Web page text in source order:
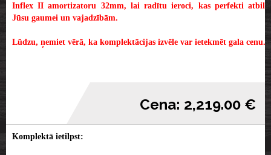
Inflex II amortizatoru 32mm, lai radītu ieroci, kas perfekti atbilst
Jūsu gaumei un vajadzībām.
Lūdzu, ņemiet vērā, ka komplektācijas izvēle var ietekmēt gala cenu.
Cena: 2,219.00 €
Komplektā ietilpst: